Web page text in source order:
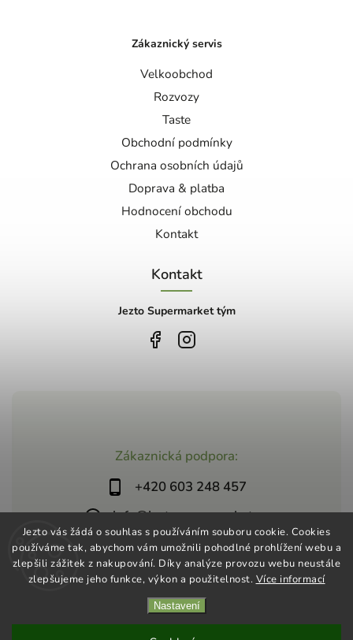
Jezto vás žádá o souhlas s používáním souboru cookie. Cookies
používáme tak, abychom vám umožnili pohodlné prohlížení webu a
zlepšili zážitek z nakupování. Díky analýze provozu webu neustále
zlepšujeme jeho funkce, výkon a použitelnost. Více informací
Nastavení
Zákaznická podpora:
+420 603 248 457
info@jeztosupermarket.cz
Zákaznický servis
Velkoobchod
Rozvozy
Taste
Obchodní podmínky
Ochrana osobních údajů
Doprava & platba
Hodnocení obchodu
Kontakt
Kontakt
Jezto Supermarket tým
Shoptet| Design